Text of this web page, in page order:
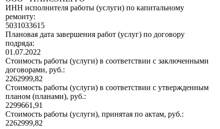
ИНН исполнителя работы (услуги) по капитальному
ремонту:
5031033615
Плановая дата завершения работ (услуг) по договору
подряда:
01.07.2022
Стоимость работы (услуги) в соответствии с заключенными
договорами, руб.:
2262999,82
Стоимость работы (услуги) в соответствии с утвержденным
планом (планами), руб.:
2299661,91
Стоимость работы (услуги), принятая по актам, руб.:
2262999,82